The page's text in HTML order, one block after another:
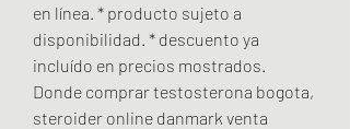
en línea. * producto sujeto a
disponibilidad. * descuento ya
incluído en precios mostrados.
Donde comprar testosterona bogota,
steroider online danmark venta